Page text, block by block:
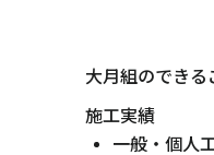
大月組のできる
施工実績
一般・個人